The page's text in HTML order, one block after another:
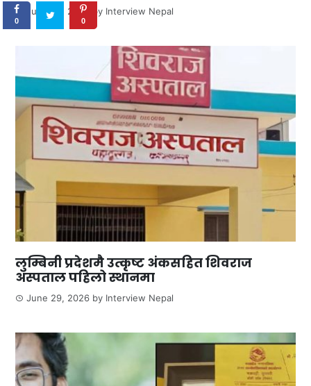
June 30, 2026 by Interview Nepal
लुम्बिनी प्रदेशमै उत्कृष्ट अंकसहित शिवराज
अस्पताल पहिलो स्थानमा
June 29, 2026 by Interview Nepal
0 0